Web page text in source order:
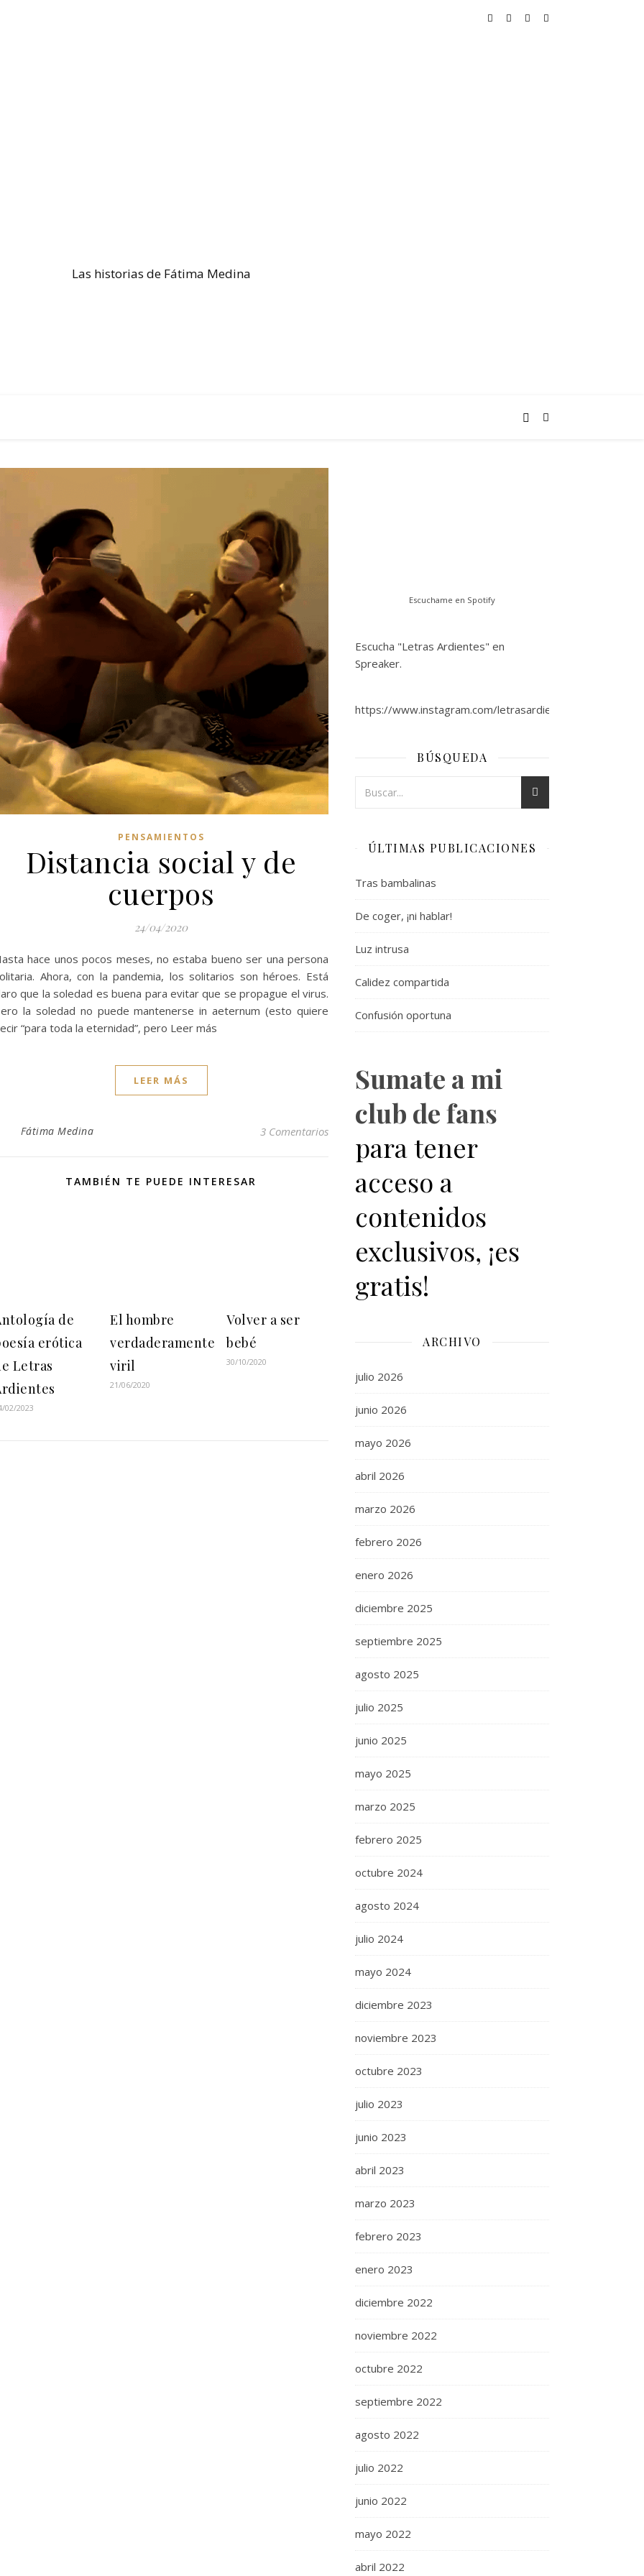
Las historias de Fátima Medina
PENSAMIENTOS
Distancia social y de
cuerpos
24/04/2020
hace unos pocos meses, no estaba bueno ser una persona
Ahora, con la pandemia, los solitarios son héroes. Está
que la soledad es buena para evitar que se propague el virus.
la soledad no puede mantenerse in aeternum (esto quiere
“para toda la eternidad”, pero Leer más
LEER MÁS
Fátima Medina 3 Comentarios
TAMBIÉN TE PUEDE INTERESAR
de
erótica
Letras
02/2023
El hombre
verdaderamente
viril
21/06/2020
Volver a ser
bebé
30/10/2020
Escuchame en Spotify
Escucha "Letras Ardientes" en
Spreaker.
https://www.instagram.com/letrasardientes/
BÚSQUEDA
ÚLTIMAS PUBLICACIONES
Tras bambalinas
De coger, ¡ni hablar!
Luz intrusa
Calidez compartida
Confusión oportuna
Sumate a mi
club de fans
para tener
acceso a
contenidos
exclusivos, ¡es
gratis!
ARCHIVO
julio 2026
junio 2026
mayo 2026
abril 2026
marzo 2026
febrero 2026
enero 2026
diciembre 2025
septiembre 2025
agosto 2025
julio 2025
junio 2025
mayo 2025
marzo 2025
febrero 2025
octubre 2024
agosto 2024
julio 2024
mayo 2024
diciembre 2023
noviembre 2023
octubre 2023
julio 2023
junio 2023
abril 2023
marzo 2023
febrero 2023
enero 2023
diciembre 2022
noviembre 2022
octubre 2022
septiembre 2022
agosto 2022
julio 2022
junio 2022
mayo 2022
abril 2022